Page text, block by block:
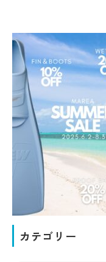
カテゴリー